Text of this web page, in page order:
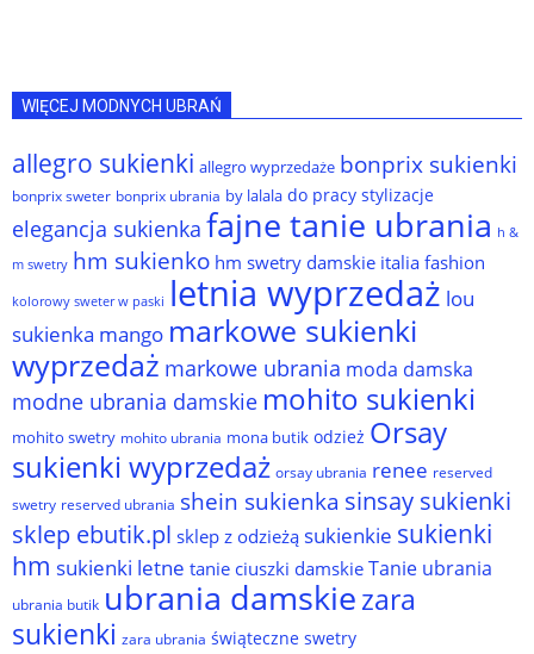
WIĘCEJ MODNYCH UBRAŃ
allegro sukienki allegro wyprzedaże bonprix sukienki
bonprix sweter bonprix ubrania by lalala do pracy stylizacje
elegancja sukienka fajne tanie ubrania h &
m swetry hm sukienko hm swetry damskie italia fashion
kolorowy sweter w paski letnia wyprzedaż lou
sukienka mango markowe sukienki
wyprzedaż markowe ubrania moda damska
modne ubrania damskie mohito sukienki
mohito swetry mohito ubrania mona butik odzież Orsay
sukienki wyprzedaż orsay ubrania renee reserved
swetry reserved ubrania shein sukienka sinsay sukienki
sklep ebutik.pl sklep z odzieżą sukienkie sukienki
hm sukienki letne tanie ciuszki damskie Tanie ubrania
ubrania butik ubrania damskiezara
sukienki zara ubrania świąteczne swetry